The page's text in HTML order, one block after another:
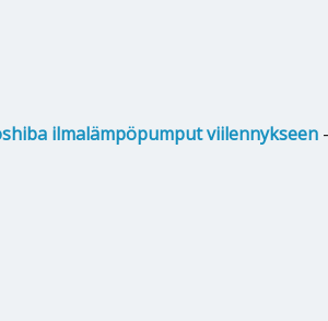
ilmalämpöpumput viilennykseen